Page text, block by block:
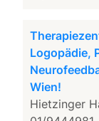
Logopädie,
Wien!
Hietzinger